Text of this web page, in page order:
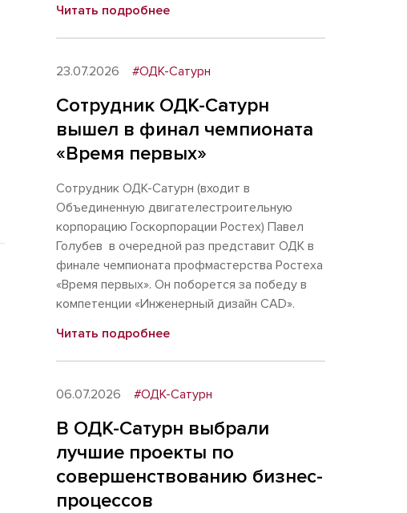
Читать подробнее
23.07.2026 #ОДК-Сатурн
Сотрудник ОДК-Сатурн
вышел в финал чемпионата
«Время первых»
Сотрудник ОДК-Сатурн (входит в
Объединенную двигателестроительную
корпорацию Госкорпорации Ростех) Павел
Голубев в очередной раз представит ОДК в
финале чемпионата профмастерства Ростеха
«Время первых». Он поборется за победу в
компетенции «Инженерный дизайн CAD».
Читать подробнее
06.07.2026 #ОДК-Сатурн
В ОДК-Сатурн выбрали
лучшие проекты по
совершенствованию бизнес-
процессов